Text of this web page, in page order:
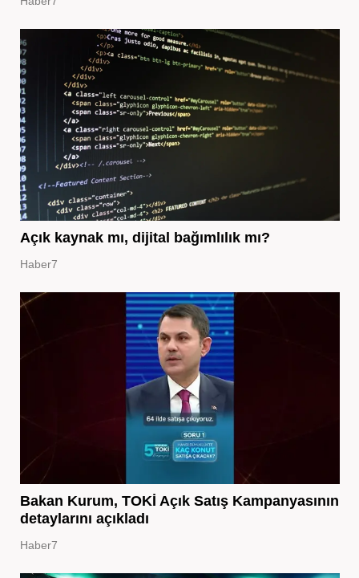
Açık kaynak mı, dijital bağımlılık mı?
Haber7
Bakan Kurum, TOKİ Açık Satış Kampanyasının
detaylarını açıkladı
Haber7